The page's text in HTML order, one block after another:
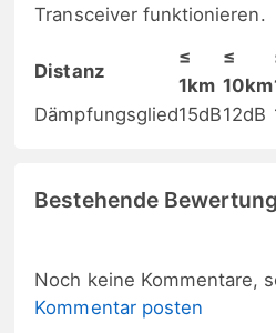
Transceiver funktionieren.
Distanz
≤
1km
≤
10km
Dämpfungsglied15dB12dB
Bestehende
Noch keine Kommentare,
Kommentar posten